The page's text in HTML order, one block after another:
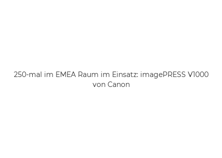
250-mal im EMEA Raum im Einsatz: imagePRESS V1000
von Canon